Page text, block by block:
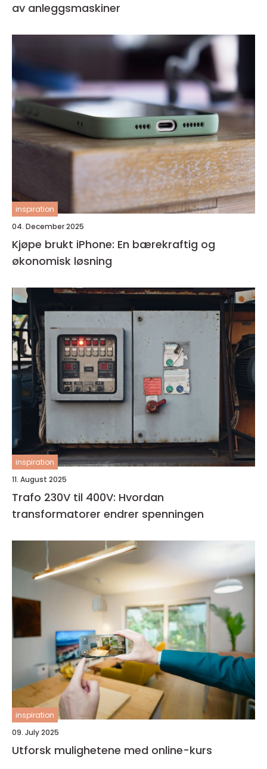
av anleggsmaskiner
inspiration
04. December 2025
Kjøpe brukt iPhone: En bærekraftig og
økonomisk løsning
inspiration
11. August 2025
Trafo 230V til 400V: Hvordan
transformatorer endrer spenningen
inspiration
09. July 2025
Utforsk mulighetene med online-kurs